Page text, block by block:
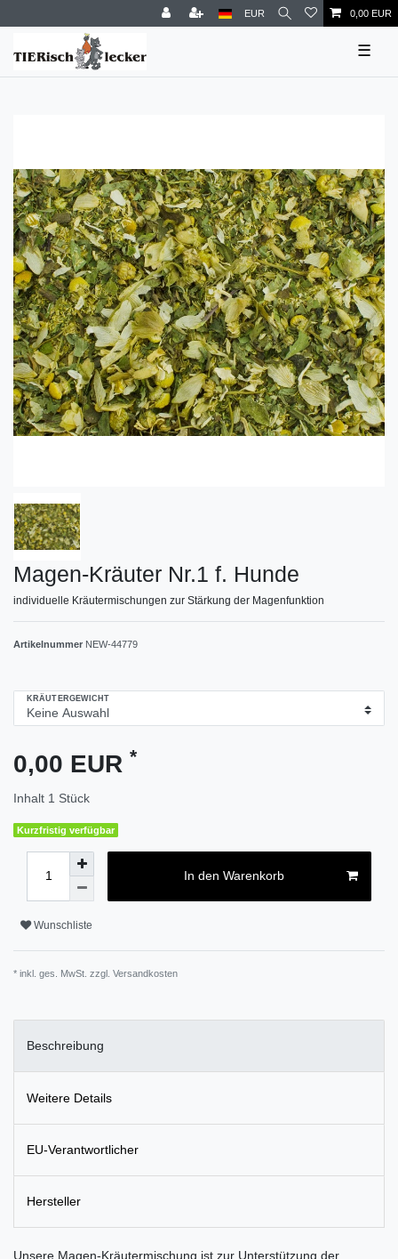
EUR 0,00 EUR
☰
Magen-Kräuter Nr.1 f. Hunde
individuelle Kräutermischungen zur Stärkung der Magenfunktion
Artikelnummer NEW-44779
KRÄUTERGEWICHT
0,00 EUR *
Inhalt 1 Stück
Kurzfristig verfügbar
In den Warenkorb
Wunschliste
* inkl. ges. MwSt. zzgl. Versandkosten
Beschreibung
Weitere Details
EU-Verantwortlicher
Hersteller
Unsere Magen-Kräutermischung ist zur Unterstützung der